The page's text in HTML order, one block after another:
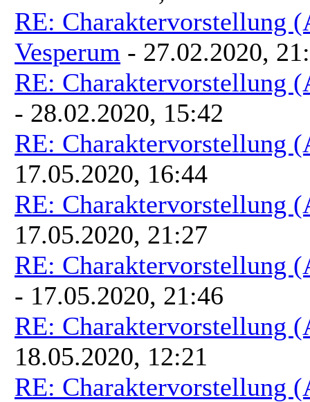
RE: Charaktervorstellung
Vesperum - 27.02.2020,
RE: Charaktervorstellung
- 28.02.2020, 15:42
RE: Charaktervorstellung
17.05.2020, 16:44
RE: Charaktervorstellung
17.05.2020, 21:27
RE: Charaktervorstellung
- 17.05.2020, 21:46
RE: Charaktervorstellung
18.05.2020, 12:21
RE: Charaktervorstellung